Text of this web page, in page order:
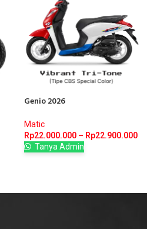
Genio 2026
Matic
Rp22.000.000 – Rp22.900.000
Tanya Admin